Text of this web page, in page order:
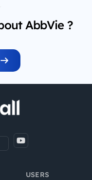
AbbVie ?
USERS